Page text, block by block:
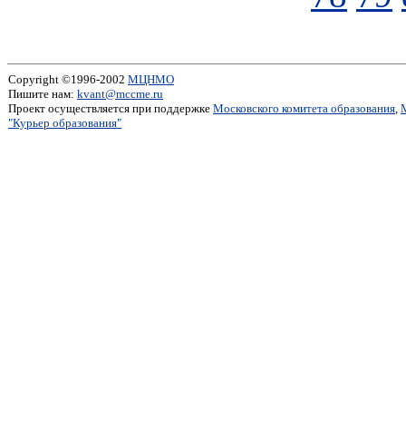
Copyright ©1996-2002 МЦНМО
Пишите нам: kvant@mccme.ru
Проект осуществляется при поддержке Московского комитета образования,
"Курьер образования"